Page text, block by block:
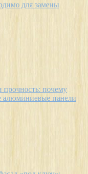
для замены
прочность: почему
алюминиевые панели